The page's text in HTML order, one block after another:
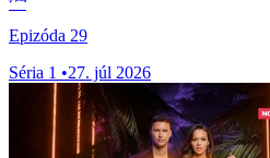
Epizóda 29
Séria 1 •27. júl 2026